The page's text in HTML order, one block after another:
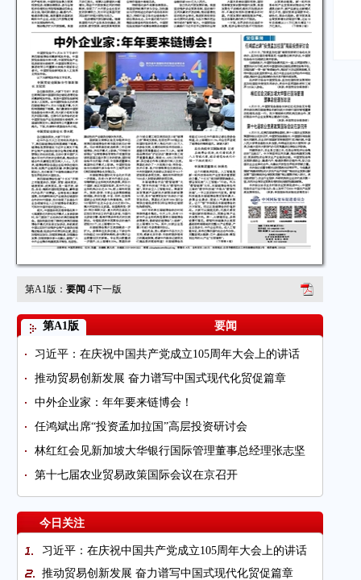
第A1版： 要闻 4下一版
第A1版 要闻
习近平：在庆祝中国共产党成立105周年大会上的讲话
推动贸易创新发展 奋力谱写中国式现代化贸促篇章
中外企业家：年年要来链博会！
任鸿斌出席“投资孟加拉国”高层投资研讨会
林红红会见新加坡大华银行国际管理董事总经理张志坚
第十七届农业贸易政策国际会议在京召开
今日关注
习近平：在庆祝中国共产党成立105周年大会上的讲话
推动贸易创新发展 奋力谱写中国式现代化贸促篇章